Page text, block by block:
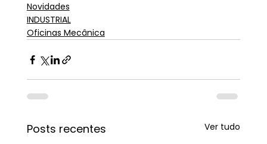
Novidades
INDUSTRIAL
Oficinas Mecânica
Posts recentes Ver tudo